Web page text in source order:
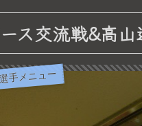
ス交流戦&高
手メニュー